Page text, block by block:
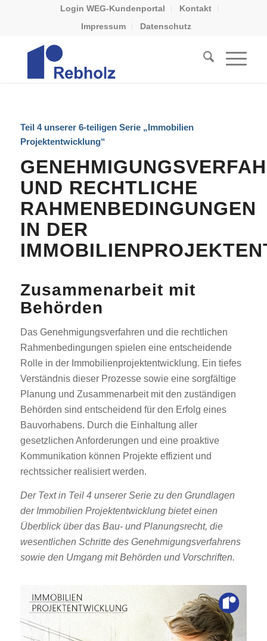
Login WEG-Kundenportal
Kontakt
Impressum
Datenschutz
Teil 4 unserer 6-teiligen Serie „Immobilien
Projektentwicklung“
UND RECHTLICHE
RAHMENBEDINGUNGEN
IN DER
Zusammenarbeit mit
Behörden
Das Genehmigungsverfahren und die rechtlichen
Rahmenbedingungen spielen eine entscheidende
Rolle in der Immobilienprojektentwicklung. Ein tiefes
Verständnis dieser Prozesse sowie eine sorgfältige
Planung und Zusammenarbeit mit den zuständigen
Behörden sind entscheidend für den Erfolg eines
Bauvorhabens. Durch die Einhaltung aller
gesetzlichen Anforderungen und eine proaktive
Kommunikation können Projekte effizient und
rechtssicher realisiert werden.
Der Text in Teil 4 unserer Serie zu den Grundlagen
der Immobilien Projektentwicklung bietet einen
Überblick über das Bau- und Planungsrecht, die
wesentlichen Schritte des Genehmigungsverfahrens
sowie den Umgang mit Behörden und Vorschriften.